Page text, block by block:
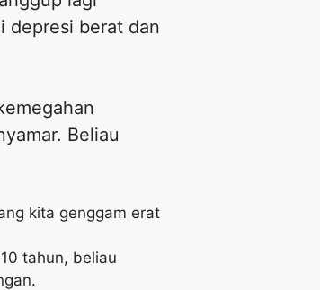
depresi berat dan
Beliau
kita genggam erat
tahun, beliau